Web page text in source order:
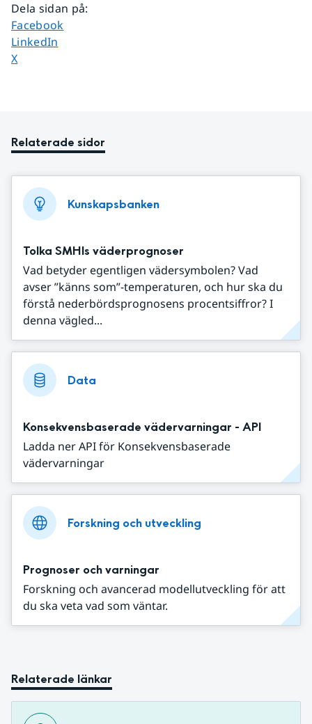
Dela sidan på:
Dela sidan på
Facebook
Dela sidan på
LinkedIn
Dela sidan på
X
Relaterade sidor
Kunskapsbanken
Tolka SMHIs väderprognoser
Vad betyder egentligen vädersymbolen? Vad
avser ”känns som”-temperaturen, och hur ska du
förstå nederbördsprognosens procentsiffror? I
denna vägled...
Data
Konsekvensbaserade vädervarningar - API
Ladda ner API för Konsekvensbaserade
vädervarningar
Forskning och utveckling
Prognoser och varningar
Forskning och avancerad modellutveckling för att
du ska veta vad som väntar.
Relaterade länkar